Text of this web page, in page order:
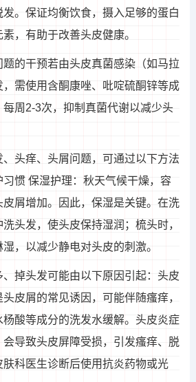
。保证均衡饮食，摄入足够的蛋白
，有助于改善头皮健康。
的干预若由头皮真菌感染（如马拉
需使用含酮康唑、吡啶硫酮锌等成
周2-3次，抑制真菌代谢以减少头
头痒、头屑问题，可通过以下方法
惯 保湿护理：秋天气候干燥，容
屑增加。因此，保湿是关键。在洗
头发，使头皮保持湿润；梳头时，
，以减少静电对头皮的刺激。
、掉头发可能由以下原因引起：头皮
皮屑的常见诱因，可能伴随瘙痒，
酸等成分的洗发水缓解。头皮炎症
会导致头皮屏障受损，引发瘙痒、脱
科医生诊断后使用抗炎药物或光